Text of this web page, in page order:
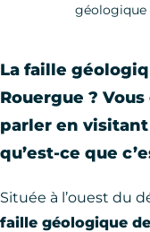
géologique
La faille
Rouergue ?
parler en
qu’est-ce que
Située à l’ouest du
faille géologique de